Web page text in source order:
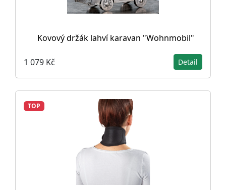
Kovový držák lahví karavan "Wohnmobil"
1 079 Kč Detail
TOP